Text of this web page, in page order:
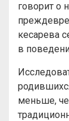
говорит о
кесарева
в
меньше,